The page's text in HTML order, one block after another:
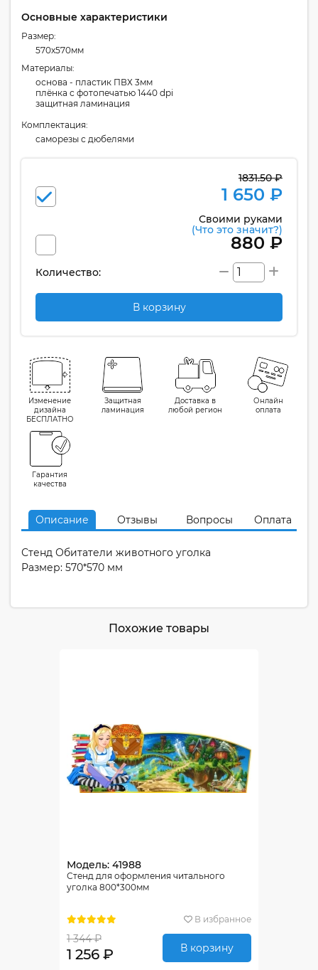
Основные характеристики
Размер:
570x570мм
Материалы:
основа - пластик ПВХ 3мм
плёнка с фотопечатью 1440 dpi
защитная ламинация
Комплектация:
cаморезы с дюбелями
1831.50 ₽
1 650 ₽
Своими руками
(Что это значит?)
880 ₽
Количество:
В корзину
Изменение
дизайна
БЕСПЛАТНО
Защитная
ламинация
Доставка в
любой регион
Онлайн
оплата
Гарантия
качества
Описание Отзывы Вопросы Оплата
Стенд Обитатели животного уголка
Размер: 570*570 мм
Похожие товары
Модель: 41988
Стенд для оформления читального
уголка 800*300мм
В избранное
1 344 ₽
1 256 ₽ В корзину